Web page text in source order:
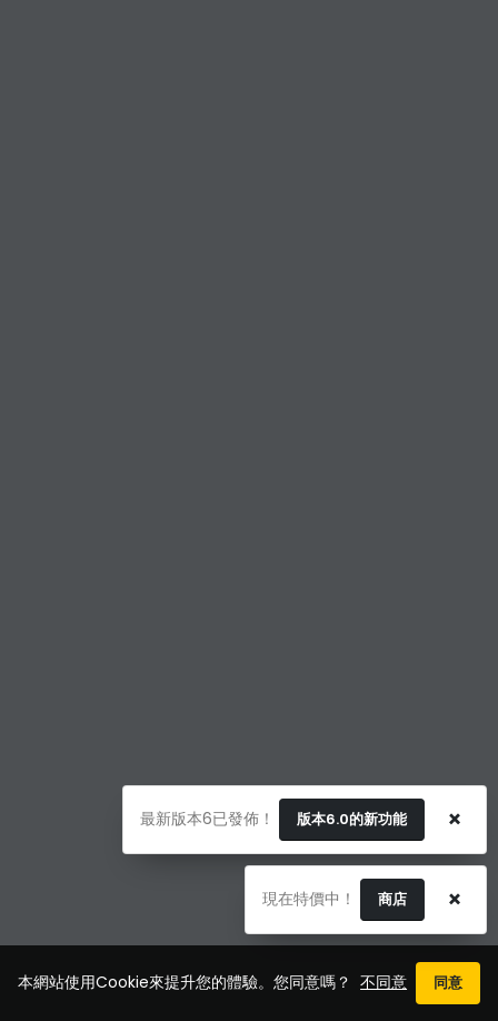
最新版本6已發佈！ 版本6.0的新功能 ×
現在特價中！ 商店 ×
本網站使用Cookie來提升您的體驗。您同意嗎？ 不同意 同意